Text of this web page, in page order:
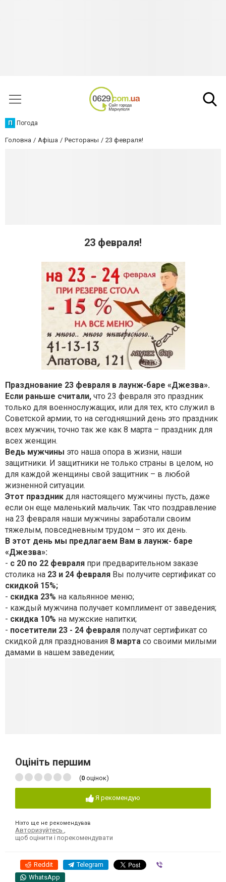
П Погода
Головна Афіша Рестораны 23 февраля!
23 февраля!
Празднование 23 февраля в лаунж-баре «Джезва».
Если раньше считали, что 23 февраля это праздник
только для военнослужащих, или для тех, кто служил в
Советской армии, то на сегодняшний день это праздник
всех мужчин, точно так же как 8 марта – праздник для
всех женщин.
Ведь мужчины это наша опора в жизни, наши
защитники. И защитники не только страны в целом, но
для каждой женщины свой защитник – в любой
жизненной ситуации.
Этот праздник для настоящего мужчины пусть, даже
если он еще маленький мальчик. Так что поздравление
на 23 февраля наши мужчины заработали своим
тяжелым, повседневным трудом – это их день.
В этот день мы предлагаем Вам в лаунж- баре
«Джезва»:
- с 20 по 22 февраля при предварительном заказе
столика на 23 и 24 февраля Вы получите сертификат со
скидкой 15%;
- скидка 23% на кальянное меню;
- каждый мужчина получает комплимент от заведения;
- скидка 10% на мужские напитки;
- посетители 23 - 24 февраля получат сертификат со
скидкой для празднования 8 марта со своими милыми
дамами в нашем заведении;
Оцініть першим
(0 оцінок)
Я рекомендую
Ніхто ще не рекомендував
Авторизуйтесь
щоб оцінити і порекомендувати
Reddit Telegram
WhatsApp